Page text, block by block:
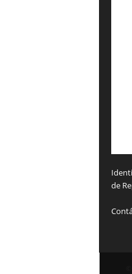
de